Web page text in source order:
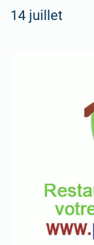
14 juillet